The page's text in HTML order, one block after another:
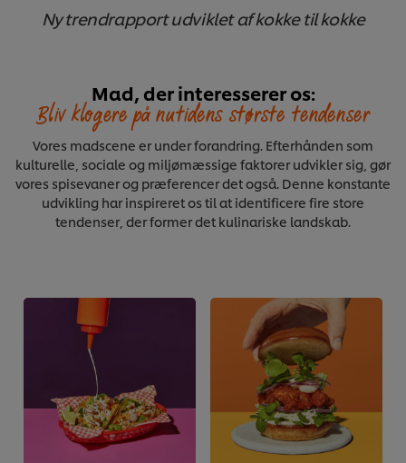
Ny trendrapport udviklet af kokke til kokke
Mad, der interesserer os:
Bliv klogere på nutidens største tendenser
Vores madscene er under forandring. Efterhånden som
kulturelle, sociale og miljømæssige faktorer udvikler sig, gør
vores spisevaner og præferencer det også. Denne konstante
udvikling har inspireret os til at identificere fire store
tendenser, der former det kulinariske landskab.